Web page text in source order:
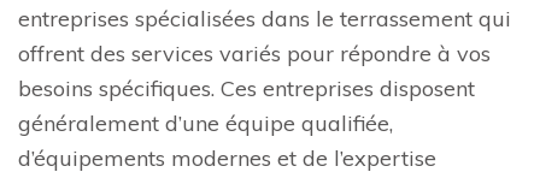
entreprises spécialisées dans le terrassement qui
offrent des services variés pour répondre à vos
besoins spécifiques. Ces entreprises disposent
généralement d’une équipe qualifiée,
d’équipements modernes et de l’expertise